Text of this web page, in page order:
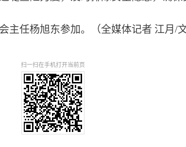
主任杨旭东参加。（全媒体记者 江月/
扫一扫在手机打开当前页